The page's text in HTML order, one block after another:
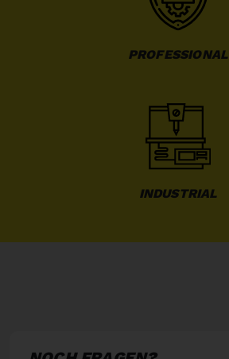
PROFESSIONAL
INDUSTRIAL